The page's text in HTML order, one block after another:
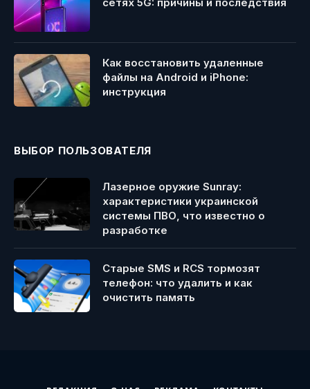
Как восстановить удаленные
файлы на Android и iPhone:
инструкция
ВЫБОР ПОЛЬЗОВАТЕЛЯ
Лазерное оружие Sunray:
характеристики украинской
системы ПВО, что известно о
разработке
Старые SMS и RCS тормозят
телефон: что удалить и как
очистить память